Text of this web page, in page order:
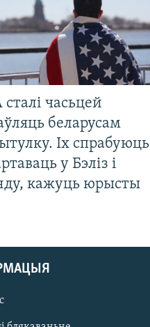
часьцей
беларусам
Іх спрабуюць
у Бэліз і
кажуць юрысты